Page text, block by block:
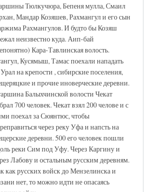
Тюлкучюра, Бепеня мулла, Смаил
Мандар Козяшев, Рахмангул и его сын
Рахмангулов. И будто бы Козяш
неизвестно куда. Аип-бай
Кара-Тавлинская волость.
Кусямыш, Тамас поехали нападать
на крепости , сибирские поселения,
и прочие иноверческие деревни.
Балыхчинской волости Чекат
700 человек. Чекат взял 200 челове и с
поехал за Сюянтюс, чтобы
через реку Уфа и напсть на
деревни. 500 его человек пошли
реки Сим под Уфу. Через Каргину и
Лабову и остальным русским деревням.
как русских войск до Мензелинска и
нет, то можно идти не опасаясь